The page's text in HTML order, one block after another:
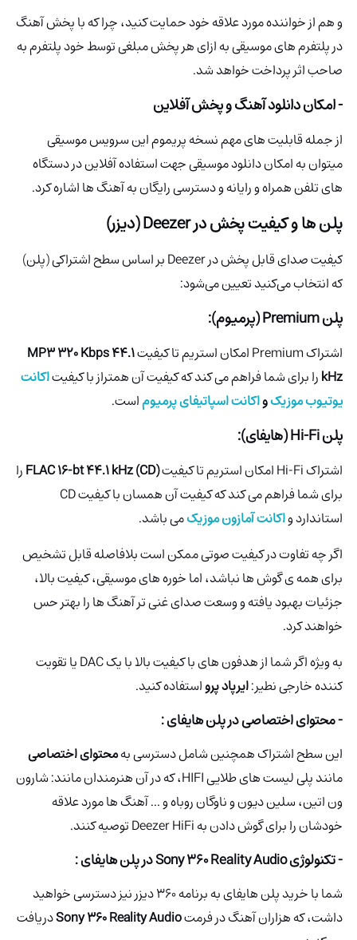
و هم از خواننده مورد علاقه خود حمایت کنید، چرا که با پخش آهنگ
در پلتفرم های موسیقی به ازای هر پخش مبلغی توسط خود پلتفرم به
صاحب اثر پرداخت خواهد شد.
- امکان دانلود آهنگ و پخش آفلاین
از جمله قابلیت های مهم نسخه پریموم این سرویس موسیقی
میتوان به امکان دانلود موسیقی جهت استفاده آفلاین در دستگاه
های تلفن همراه و رایانه و دسترسی رایگان به آهنگ ها اشاره کرد.
پلن ها و کیفیت پخش در Deezer (دیزر)
کیفیت صدای قابل پخش در Deezer بر اساس سطح اشتراکی (پلن)
که انتخاب می‌کنید تعیین می‌شود:
پلن Premium (پرمیوم):
اشتراک Premium امکان استریم تا کیفیت
MP3 320 Kbps 44.1
kHzرا برای شما فراهم می کند که کیفیت آن همتراز با کیفیتاکانت
یوتیوب موزیکواکانت اسپاتیفای پرمیوماست.
پلن Hi-Fi (هایفای):
اشتراک Hi-Fi امکان استریم تا کیفیت FLAC 16-bt 44.1 kHz (CD)را
برای شما فراهم می کند که کیفیت آن همسان با کیفیت CD
استاندارد واکانت آمازون موزیکمی باشد.
اگر چه تفاوت در کیفیت صوتی ممکن است بلافاصله قابل تشخیص
برای همه ی گوش ها نباشد، اما خوره های موسیقی، کیفیت بالا،
جزئیات بهبود یافته و وسعت صدای غنی تر آهنگ ها را بهتر حس
خواهند کرد.
به ویژه اگر شما از هدفون های با کیفیت بالا با یک DAC یا تقویت
کننده خارجی نطیر:ایرپاد پرواستفاده کنید.
- محتوای اختصاصی در پلن هایفای :
این سطح اشتراک همچنین شامل دسترسی بهمحتوای اختصاصی
مانند پلی لیست های طلایی HIFI، که در آن هنرمندان مانند: شارون
ون اتین، سلین دیون و ناوگان روباه و ... آهنگ ها مورد علاقه
خودشان را برای گوش دادن به Deezer HiFi توصیه کنند.
- تکنولوژی Sony 360 Reality Audio در پلن هایفای :
شما با خرید پلن هایفای به برنامه 360 دیزر نیز دسترسی خواهید
داشت، که هزاران آهنگ در فرمتSony 360 Reality Audioدریافت